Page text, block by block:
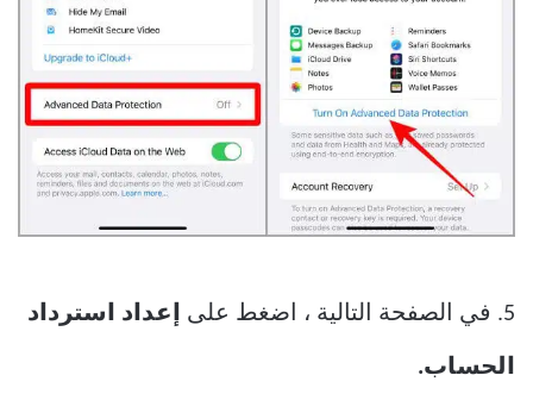
5. في الصفحة التالية ، اضغط على إعداد استرداد
الحساب.